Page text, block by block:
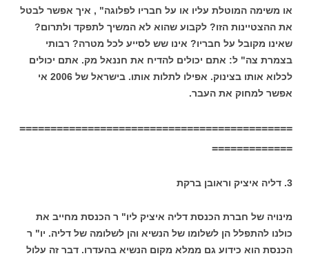
או משימה המוטלת עליו או על חבריו לפלוגה" , איך אפשר לבטל
את ההצטיינות הזו? לקבוע שהוא לא המשיך לתפקד ולתרום?
שאינו מקובל על חבריו? אינו שש לסייע לכל מטרה? רבותי
בצמרת צה" ל: אתם יכולים להדיח את חננאל מק. אתם יכולים
לכלוא אותו בצינוק. אפילו לתלות אותו. בישראל של 2006 אי
אפשר למחוק את העבר.
============================================
=============
מינויה של חברת הכנסת דליה איציק ליו" ר הכנסת מחייב את
כולנו להתפלל הן לשלומו של הנשיא והן לשלומה של דליה. יו" ר
הכנסת הוא כידוע גם ממלא מקום הנשיא בהעדרו. דבר זה עלול